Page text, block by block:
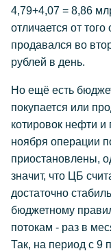
4,79+4,07 = 8,86
отличается от
продавался во
рублей в день.
Но ещё есть
покупается или
котировок нефти и
ноября операции
приостановлены,
значит, что ЦБ
достаточно
бюджетному
потокам - раз в
Так, на период с 9